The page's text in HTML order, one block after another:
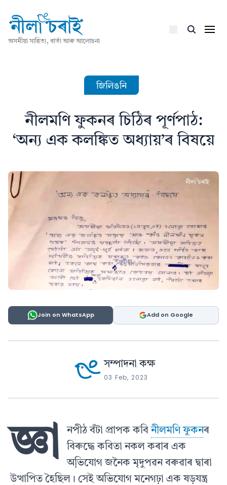
অসমীয়া সাহিত্য, বাৰ্তা আৰু আলোচনা
জিলিঙনি
নীলমণি ফুকনৰ চিঠিৰ পূৰ্ণপাঠ:
‘অন্য এক কলঙ্কিত অধ্যায়’ৰ বিষয়ে
Join on WhatsApp Add on Google
সম্পাদনা কক্ষ
03 Feb, 2023
জ্ঞা নপীঠ বঁটা প্ৰাপক কবিনীলমণি ফুকনৰ
বিৰুদ্ধে কবিতা নকল কৰাৰ এক
অভি়যোগ জনৈক মৃদুপৱন বৰুৱাৰ দ্বাৰা
উত্থাপিত হৈছিল। সেই অভিযোগ মনেগঢ়া এক ষড়যন্ত্ৰ